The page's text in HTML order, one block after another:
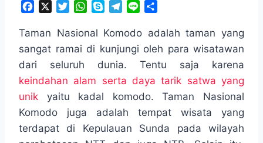
c
e
b
o
o
k
i
t
e
W
a
t
p
p
y
p
l
e
r
a
m
n
e
a
r
e
Taman Nasional Komodo adalah taman yang
sangat ramai di kunjungi oleh para wisatawan
dari seluruh dunia. Tentu saja karena
keindahan alam serta daya tarik satwa yang
unik yaitu kadal komodo. Taman Nasional
Komodo juga adalah tempat wisata yang
terdapat di Kepulauan Sunda pada wilayah